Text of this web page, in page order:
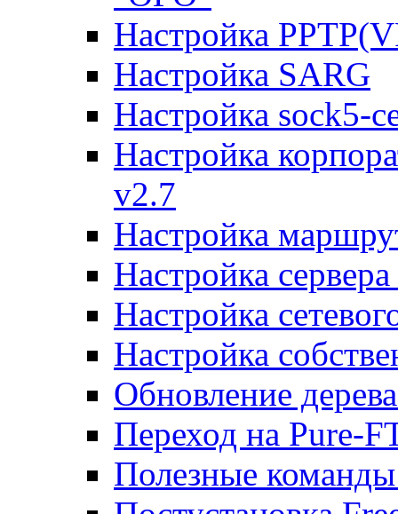
Настройка
Настройка SARG
Настройка sock5-
Настройка
v2.7
Настройка
Настройка
Настройка
Настройка
Обновление
Переход на Pure-
Полезные